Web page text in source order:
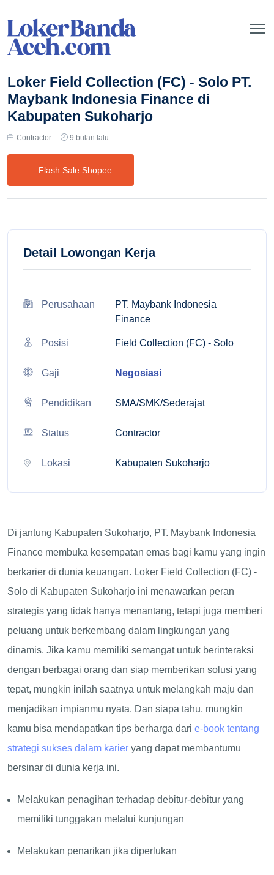
Loker Field Collection (FC) - Solo PT.
Maybank Indonesia Finance di
Kabupaten Sukoharjo
Contractor 9 bulan lalu
Flash Sale Shopee
Detail Lowongan Kerja
Perusahaan
PT. Maybank Indonesia
Finance
Posisi Field Collection (FC) - Solo
Gaji Negosiasi
Pendidikan SMA/SMK/Sederajat
Status Contractor
Lokasi Kabupaten Sukoharjo
Di jantung Kabupaten Sukoharjo, PT. Maybank Indonesia
Finance membuka kesempatan emas bagi kamu yang ingin
berkarier di dunia keuangan. Loker Field Collection (FC) -
Solo di Kabupaten Sukoharjo ini menawarkan peran
strategis yang tidak hanya menantang, tetapi juga memberi
peluang untuk berkembang dalam lingkungan yang
dinamis. Jika kamu memiliki semangat untuk berinteraksi
dengan berbagai orang dan siap memberikan solusi yang
tepat, mungkin inilah saatnya untuk melangkah maju dan
menjadikan impianmu nyata. Dan siapa tahu, mungkin
kamu bisa mendapatkan tips berharga dari e-book tentang
strategi sukses dalam karier yang dapat membantumu
bersinar di dunia kerja ini.
Melakukan penagihan terhadap debitur-debitur yang
memiliki tunggakan melalui kunjungan
Melakukan penarikan jika diperlukan